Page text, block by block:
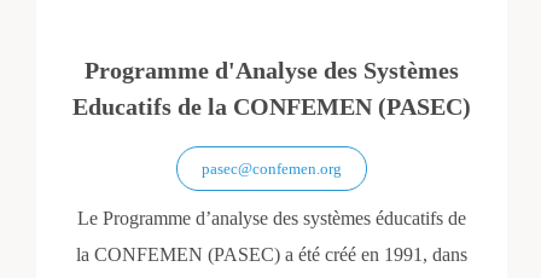
Programme d'Analyse des Systèmes
Educatifs de la CONFEMEN (PASEC)
pasec@confemen.org
Le Programme d’analyse des systèmes éducatifs de
la CONFEMEN (PASEC) a été créé en 1991, dans